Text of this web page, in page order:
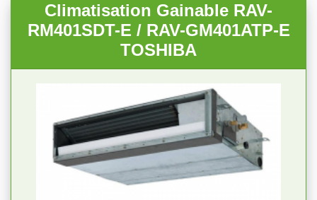
Climatisation Gainable RAV-
RM401SDT-E / RAV-GM401ATP-E
TOSHIBA